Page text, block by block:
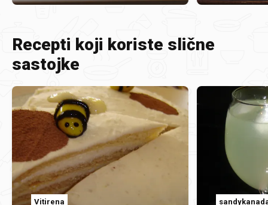
Recepti koji koriste slične
sastojke
Vitirena